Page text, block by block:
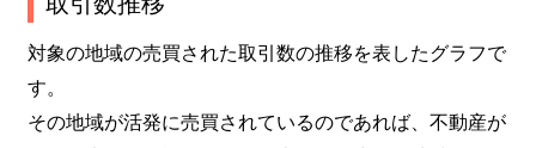
日向和田
380万円 宮ノ平
徒歩5分
日向和田
580万円
徒歩5分
対象の地域の売買された取引数の推移を表したグラフで
す。
その地域が活発に売買されているのであれば、不動産が